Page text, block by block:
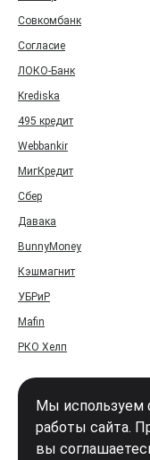
Совкомбанк
Согласие
ЛОКО-Банк
Krediska
495 кредит
Webbankir
МигКредит
Сбер
Давака
BunnyMoney
Кэшмагнит
УБРиР
Mafin
РКО Хелп
Мы используем
работы сайта.
вы